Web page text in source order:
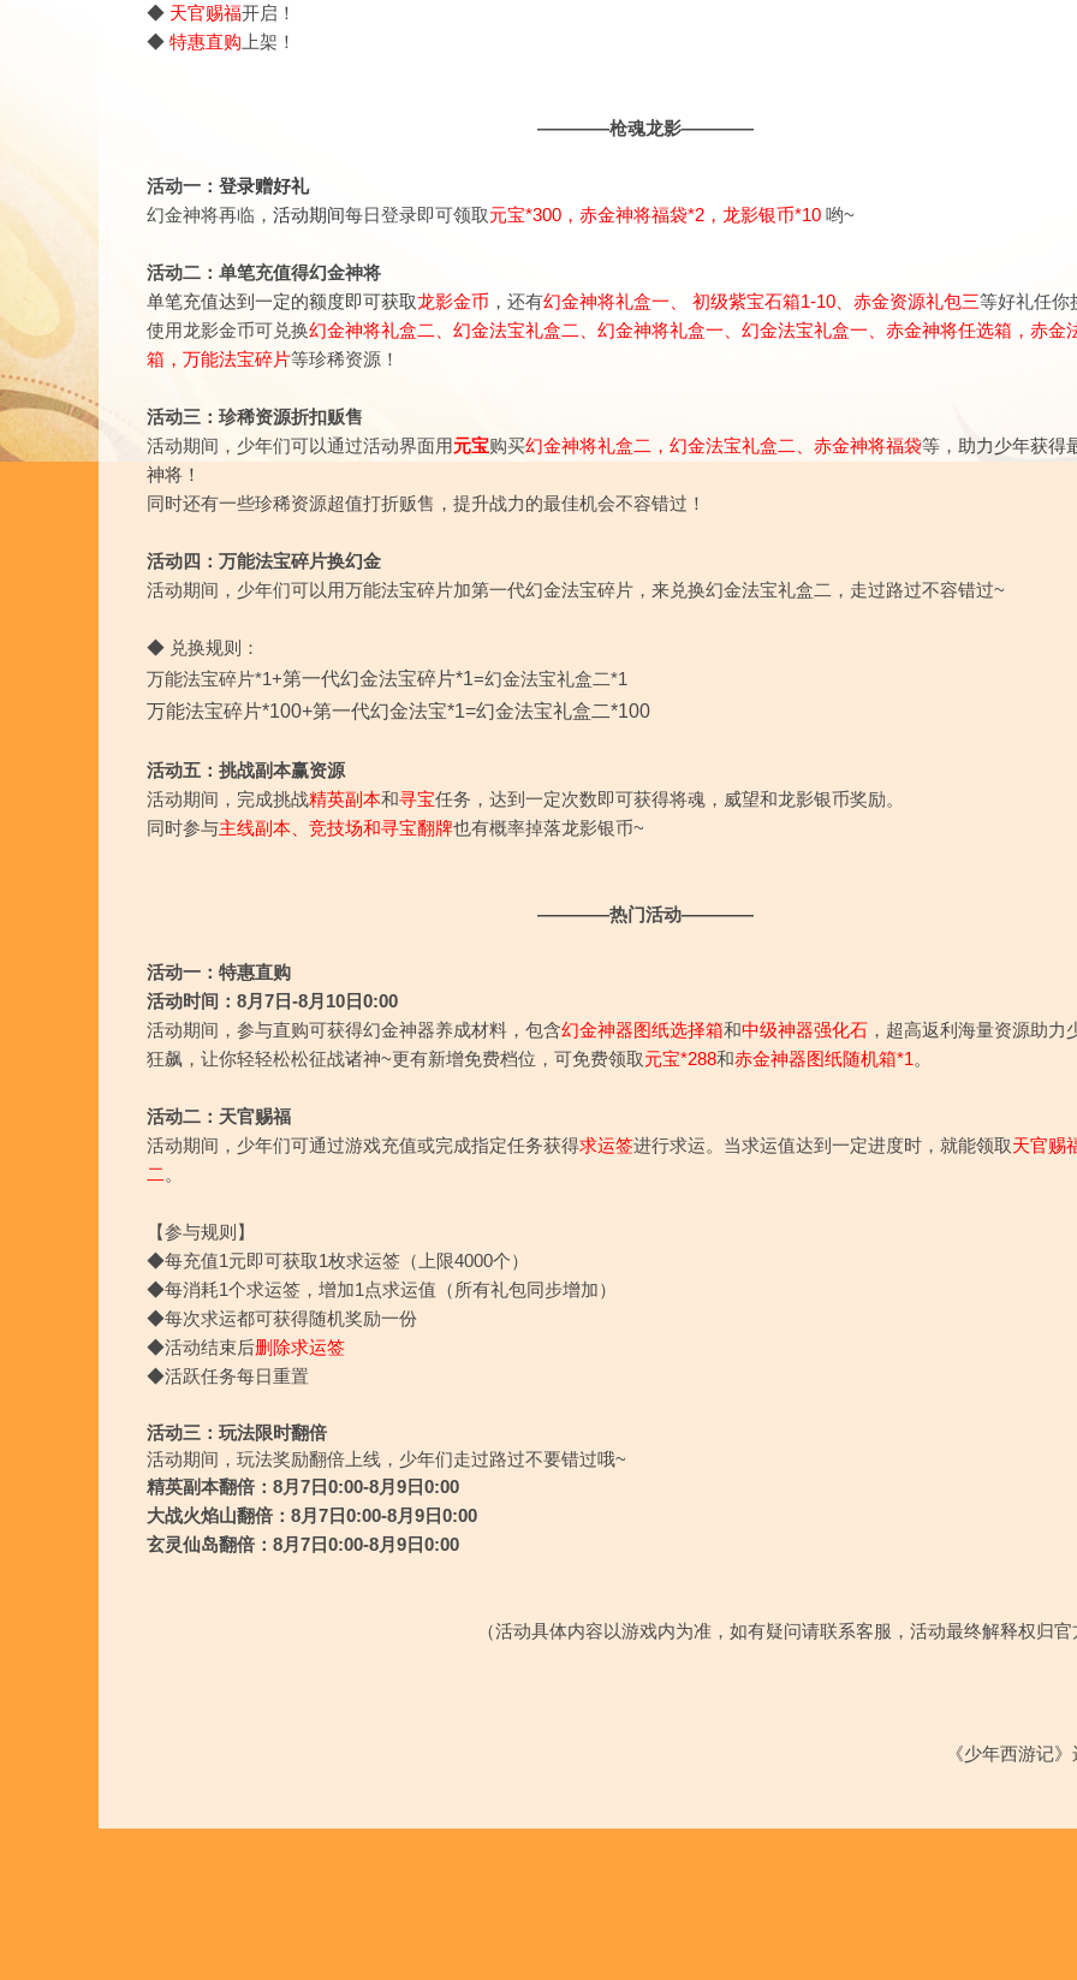
◆ 天官赐福开启！
◆ 特惠直购 上架！
————枪魂龙影————
活动一： 登录赠好礼
幻金神将再临， 活动期间每日登录即可领取元宝*300，赤金神将福袋*2，龙影银币*10 哟~
活动二：单笔充值得幻金神将
单笔充值达到一定的额度即可获取龙影金币 ， 还有幻金神将礼盒一 初级紫宝石箱1-10 赤金资源礼包三等好礼任你
使用龙影金币可兑换幻金神将礼盒二、幻金法宝礼盒二、 幻金神将礼盒一、幻金法宝礼盒一、 赤金神将任选箱，赤金
箱，万能法宝碎片等珍稀资源！
活动三：珍稀资源折扣贩售
活动期间，少年们可以通过活动界面用元宝购买幻金神将礼盒二，幻金法宝礼盒二、赤金神将福袋等， 助力少年获得
神将！
同时还有一些珍稀资源超值打折贩售，提升战力的最佳机会不容错过！
活动四：万能法宝碎片换幻金
活动期间，少年们可以用万能法宝碎片加第一代幻金法宝碎片，来兑换幻金法宝礼盒二，走过路过不容错过~
◆ 兑换规则：
万能法宝碎片*1+第一代幻金法宝碎片*1=幻金法宝礼盒二*1
万能法宝碎片*100+第一代幻金法宝*1=幻金法宝礼盒二*100
活动五：挑战副本赢资源
活动期间，完成挑战精英副本和寻宝任务，达到一定次数即可获得将魂，威望和龙影银币奖励。
​同时参与主线副本、竞技场和寻宝翻牌也有概率掉落龙影银币~
————热门活动————
活动一：特惠直购
活动时间：8月7日-8月10日0:00
活动期间， 参与直购可获得幻金神器养成材料，包含幻金神器图纸选择箱和中级神器强化石 ， 超高返利海量资源助力
狂飙，让你轻轻松松征战诸神~更有新增免费档位，可免费领取元宝*288和赤金神器图纸随机箱*1。
活动二：天官赐福
活动期间，少年们可通过游戏充值或完成指定任务获得求运签进行求运。当求运值达到一定进度时，就能领取天官赐
二 。
【参与规则】
◆每充值1元即可获取1枚求运签（上限4000个）
◆每消耗1个求运签，增加1点求运值（所有礼包同步增加）
◆每次求运都可获得随机奖励一份
◆活动结束后删除求运签
◆活跃任务每日重置
活动三：玩法限时翻倍
活动期间，玩法奖励翻倍上线，少年们走过路过不要错过哦~
精英副本翻倍：8月7日0:00-8月9日0:00
大战火焰山翻倍：8月7日0:00-8月9日0:00
玄灵仙岛翻倍：8月7日0:00-8月9日0:00
（活动具体内容以游戏内为准，如有疑问请联系客服，活动最终解释权归
《少年西游记